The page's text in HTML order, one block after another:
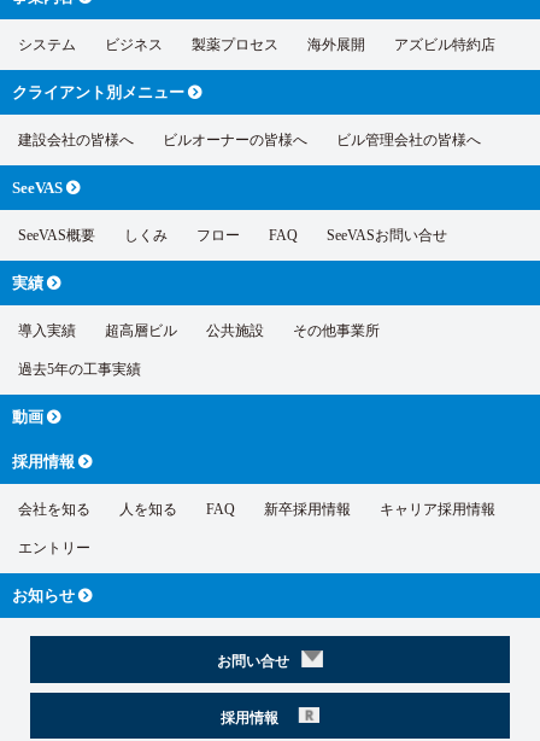
システム ビジネス 製薬プロセス 海外展開 アズビル特約店
クライアント別 メニュー
建設会社の皆様へ ビルオーナーの皆様へ ビル管理会社の皆様へ
SeeVAS
SeeVAS概要 しくみ フロー FAQ SeeVASお問い合せ
実績
導入実績 超高層ビル 公共施設 その他事業所
過去5年の工事実績
動画
採用情報
会社を知る 人を知る FAQ 新卒採用情報 キャリア採用情報
エントリー
お知らせ
お問い合せ
採用情報